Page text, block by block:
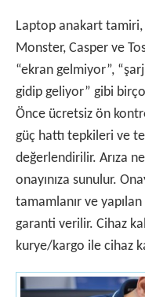
Laptop anakart tamiri,
Monster, Casper ve
“ekran gelmiyor”,
gidip geliyor” gibi
Önce ücretsiz ön
güç hattı tepkileri ve
değerlendirilir. Arıza
onayınıza sunulur.
tamamlanır ve
garanti verilir. Cihaz
kurye/kargo ile cihaz